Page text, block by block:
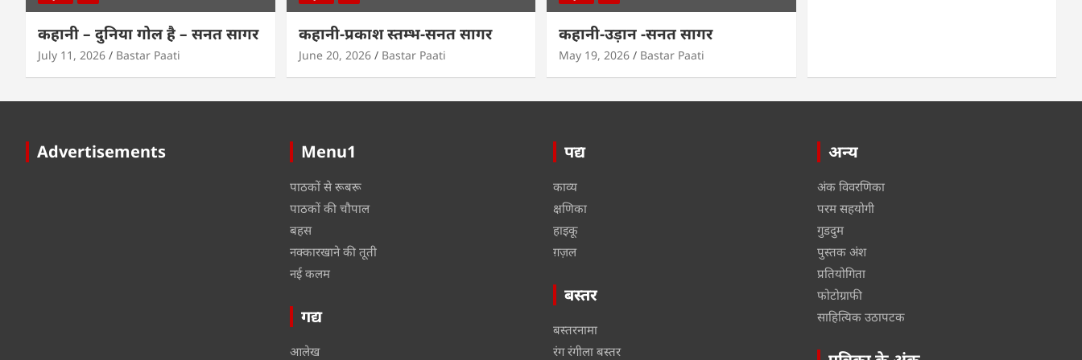
कहानी – दुनिया गोल है – सनत सागर
July 11, 2026 Bastar Paati
कहानी-प्रकाश स्तम्भ-सनत सागर
June 20, 2026 Bastar Paati
कहानी-उड़ान -सनत सागर
May 19, 2026 Bastar Paati
Advertisements Menu1
पाठकों से रूबरू
पाठकों की चौपाल
बहस
नक्कारखाने की तूती
नई कलम
गद्य
आलेख
पद्य
काव्य
क्षणिका
हाइकू
ग़ज़ल
बस्तर
बस्तरनामा
रंग रंगीला बस्तर
अन्य
अंक विवरणिका
परम सहयोगी
गुडदुम
पुस्तक अंश
प्रतियोगिता
फोटोग्राफी
साहित्यिक उठापटक